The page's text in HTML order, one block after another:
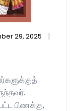
29, 2025 |
பிணக்கு,